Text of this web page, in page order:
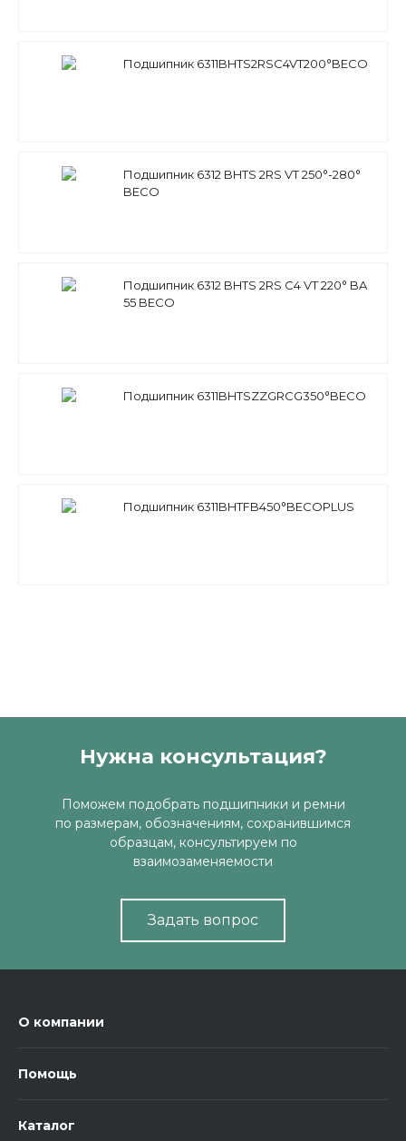
Подшипник 6311BHTS2RSC4VT200°BECO
Подшипник 6312 BHTS 2RS VT 250°-280°
BECO
Подшипник 6312 BHTS 2RS C4 VT 220° BA
55 BECO
Подшипник 6311BHTSZZGRCG350°BECO
Подшипник 6311BHTFB450°BECOPLUS
Нужна консультация?
Поможем подобрать подшипники и ремни
по размерам, обозначениям, сохранившимся
образцам, консультируем по
взаимозаменяемости
Задать вопрос
О компании
Помощь
Каталог